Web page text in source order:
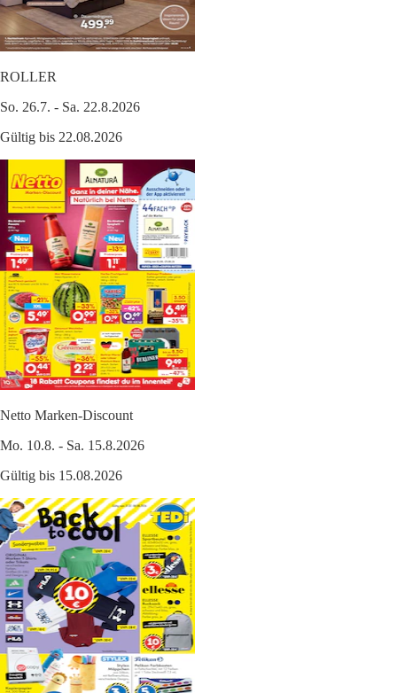
ROLLER
So. 26.7. - Sa. 22.8.2026
Gültig bis 22.08.2026
Netto Marken-Discount
Mo. 10.8. - Sa. 15.8.2026
Gültig bis 15.08.2026